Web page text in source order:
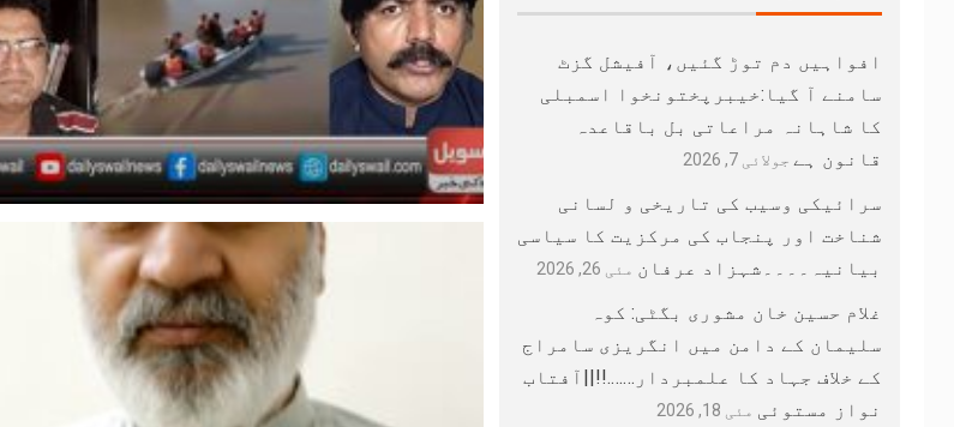
افواہیں دم توڑ گئیں، آفیشل گزٹ
سامنے آ گیا:خیبرپختونخوا اسمبلی
کا شاہانہ مراعاتی بل باقاعدہ
قانون ہے جولائی 7, 2026
سرائیکی وسیب کی تاریخی و لسانی
شناخت اور پنجاب کی مرکزیت کا سیاسی
بیانیہ۔۔۔۔شہزاد عرفان مئی 26, 2026
غلام حسین خان مشوری بگٹی: کوہ
سلیمان کے دامن میں انگریزی سامراج
کے خلاف جہاد کا علمبردار…….!!||آفتاب
نواز مستوئی مئی 18, 2026